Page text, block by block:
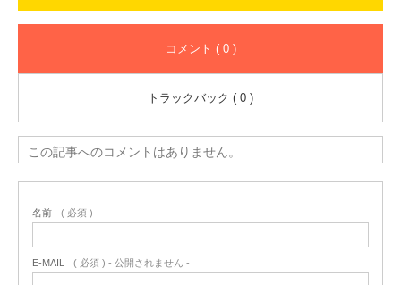
コメント ( 0 )
トラックバック ( 0 )
この記事へのコメントはありません。
名前 ( 必須 )
E-MAIL ( 必須 ) - 公開されません -